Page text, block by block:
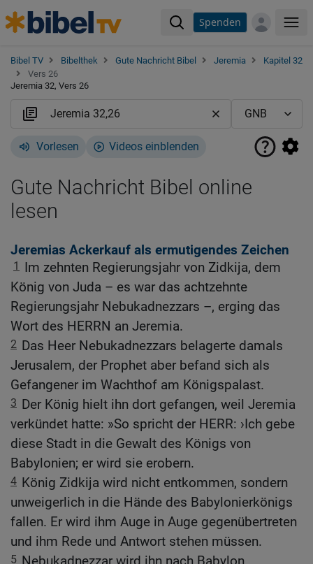
Spenden
Bibel TV Bibelthek Gute Nachricht Bibel Jeremia
Kapitel 32
Vers 26
Jeremia 32, Vers 26
Vorlesen Videos einblenden
Gute Nachricht Bibel online
lesen
Jeremias Ackerkauf als ermutigendes Zeichen
1
Im zehnten Regierungsjahr von Zidkija, dem
König von Juda – es war das achtzehnte
Regierungsjahr Nebukadnezzars –, erging das
Wort des HERRN an Jeremia.
2 Das Heer Nebukadnezzars belagerte damals
Jerusalem, der Prophet aber befand sich als
Gefangener im Wachthof am Königspalast.
3 Der König hielt ihn dort gefangen, weil Jeremia
verkündet hatte: »So spricht der HERR: ›Ich gebe
diese Stadt in die Gewalt des Königs von
Babylonien; er wird sie erobern.
4 König Zidkija wird nicht entkommen, sondern
unweigerlich in die Hände des Babylonierkönigs
fallen. Er wird ihm Auge in Auge gegenübertreten
und ihm Rede und Antwort stehen müssen.
5